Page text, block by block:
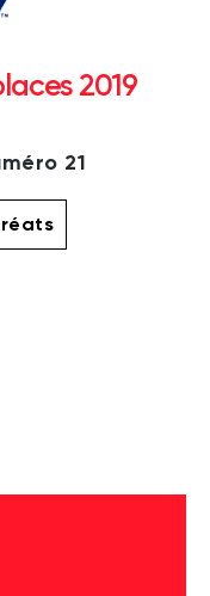
2019
21